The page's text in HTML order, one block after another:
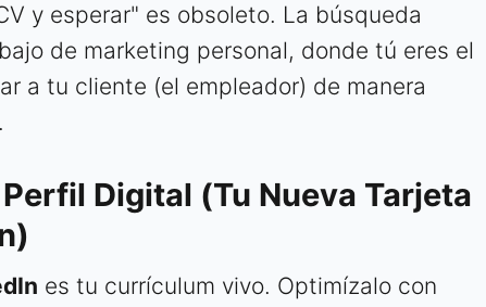
y esperar" es obsoleto. La búsqueda
de marketing personal, donde tú eres el
a tu cliente (el empleador) de manera
Perfil Digital (Tu Nueva Tarjeta
es tu currículum vivo. Optimízalo con